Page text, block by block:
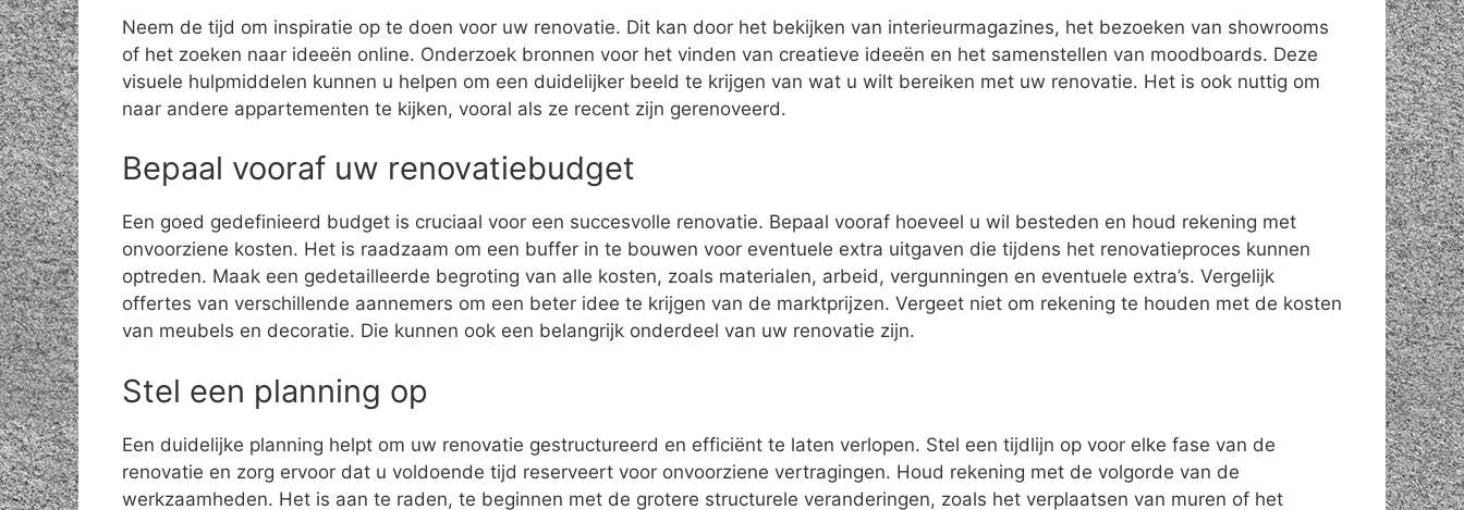
Neem de tijd om inspiratie op te doen voor uw renovatie. Dit kan door het bekijken van interieurmagazines, het bezoeken van showrooms
of het zoeken naar ideeën online. Onderzoek bronnen voor het vinden van creatieve ideeën en het samenstellen van moodboards. Deze
visuele hulpmiddelen kunnen u helpen om een duidelijker beeld te krijgen van wat u wilt bereiken met uw renovatie. Het is ook nuttig om
naar andere appartementen te kijken, vooral als ze recent zijn gerenoveerd.
Bepaal vooraf uw renovatiebudget
Een goed gedefinieerd budget is cruciaal voor een succesvolle renovatie. Bepaal vooraf hoeveel u wil besteden en houd rekening met
onvoorziene kosten. Het is raadzaam om een buffer in te bouwen voor eventuele extra uitgaven die tijdens het renovatieproces kunnen
optreden. Maak een gedetailleerde begroting van alle kosten, zoals materialen, arbeid, vergunningen en eventuele extra’s. Vergelijk
offertes van verschillende aannemers om een beter idee te krijgen van de marktprijzen. Vergeet niet om rekening te houden met de kosten
van meubels en decoratie. Die kunnen ook een belangrijk onderdeel van uw renovatie zijn.
Stel een planning op
Een duidelijke planning helpt om uw renovatie gestructureerd en efficiënt te laten verlopen. Stel een tijdlijn op voor elke fase van de
renovatie en zorg ervoor dat u voldoende tijd reserveert voor onvoorziene vertragingen. Houd rekening met de volgorde van de
werkzaamheden. Het is aan te raden, te beginnen met de grotere structurele veranderingen, zoals het verplaatsen van muren of het